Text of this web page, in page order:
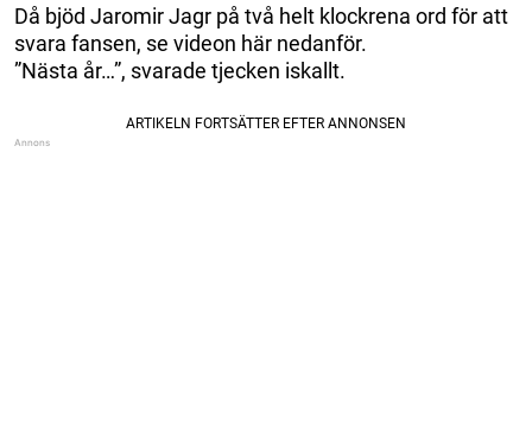
Då bjöd Jaromir Jagr på två helt klockrena ord för att
svara fansen, se videon här nedanför.
”Nästa år…”, svarade tjecken iskallt.